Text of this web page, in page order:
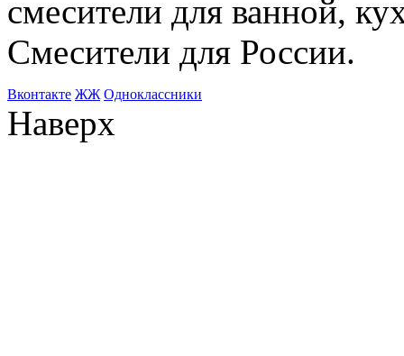
смесители для ванной,
Смесители для России.
Bконтакте ЖЖ Одноклассники
Наверх